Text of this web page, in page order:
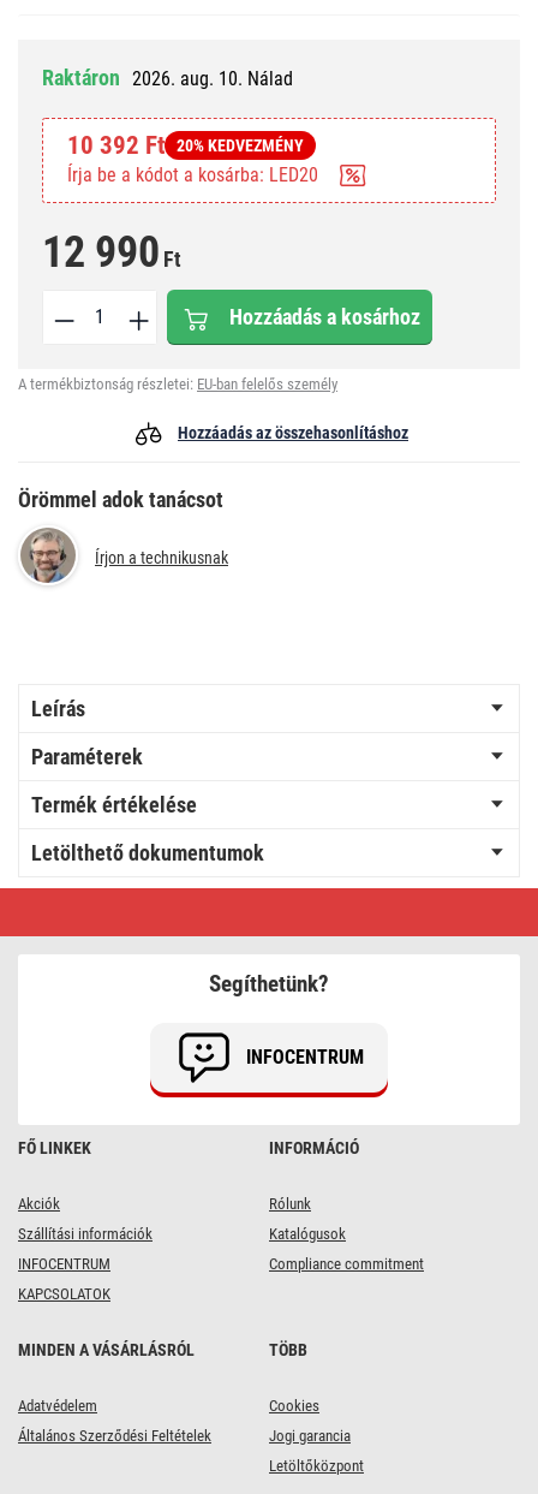
Raktáron 2026. aug. 10. Nálad
10 392 Ft 20% KEDVEZMÉNY
Írja be a kódot a kosárba: LED20
12 990 Ft
Hozzáadás a kosárhoz
A termékbiztonság részletei: EU-ban felelős személy
Hozzáadás az összehasonlításhoz
Örömmel adok tanácsot
Írjon a technikusnak
Leírás
Paraméterek
Termék értékelése
Letölthető dokumentumok
kerti
FŐ LINKEK
Akciók
Szállítási információk
INFOCENTRUM
KAPCSOLATOK
INFORMÁCIÓ
Rólunk
Katalógusok
Compliance commitment
MINDEN A VÁSÁRLÁSRÓL
Adatvédelem
Általános Szerződési Feltételek
TÖBB
Cookies
Jogi garancia
Letöltőközpont
Segíthetünk?
INFOCENTRUM